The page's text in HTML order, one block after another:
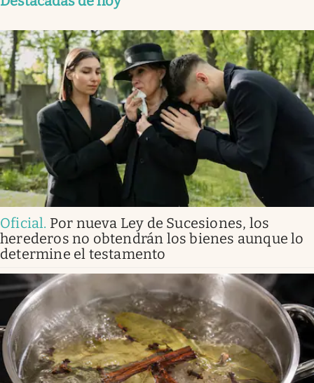
Oficial. Por nueva Ley de Sucesiones, los
herederos no obtendrán los bienes aunque lo
determine el testamento